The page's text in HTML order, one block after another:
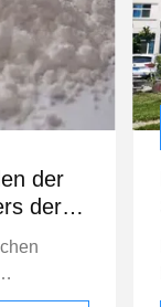
der
der
des